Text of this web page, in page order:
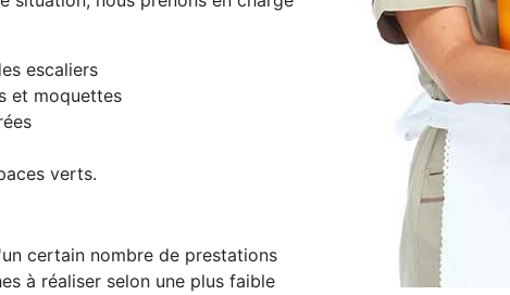
escaliers
et moquettes
verts.
certain nombre de prestations
à réaliser selon une plus faible